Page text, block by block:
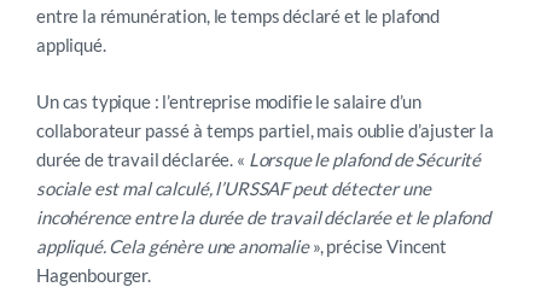
entre la rémunération, le temps déclaré et le plafond
appliqué.
Un cas typique : l’entreprise modifie le salaire d’un
collaborateur passé à temps partiel, mais oublie d’ajuster la
durée de travail déclarée. « Lorsque le plafond de Sécurité
sociale est mal calculé, l’URSSAF peut détecter une
incohérence entre la durée de travail déclarée et le plafond
appliqué. Cela génère une anomalie», précise Vincent
Hagenbourger.